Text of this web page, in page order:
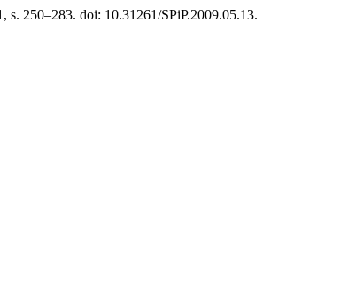
s. 250–283. doi: 10.31261/SPiP.2009.05.13.